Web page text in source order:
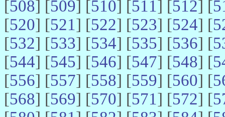
[508] [509] [510] [511] [512] [
[520] [521] [522] [523] [524] [
[532] [533] [534] [535] [536] [
[544] [545] [546] [547] [548] [
[556] [557] [558] [559] [560] [
[568] [569] [570] [571] [572] [